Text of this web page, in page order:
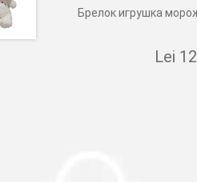
Брелок игрушка
Lei